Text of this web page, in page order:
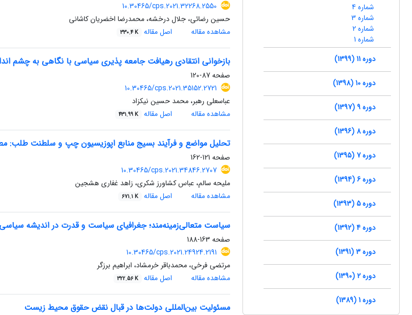
10.30465/cps.2021.32268.2550
حسین رضائی، جلال درخشه، محمدرضا اخضریان کاشانی
مشاهده مقاله
اصل مقاله 330.4 K
بازخوانی انتقادی رهیافت جامعه پذیری سیاسی با نگاهی به چشم
صفحه87-120
10.30465/cps.2021.35152.2721
عباسعلی رهبر، محمد حسین نیکزاد
مشاهده مقاله
اصل مقاله 431.99 K
تحلیل مواضع و فرآیند بسیج منابع اپوزیسیون چپ و سلطنت طلب:
صفحه 121-162
10.30465/cps.2021.34846.2707
ملیحه سالم، عباس کشاورز شکری، زاهد غفاری هشجین
مشاهده مقاله
اصل مقاله 671.1 K
سیاست متعالی‌زمینه‌مند؛ جغرافیای سیاست و قدرت در اندیشه
صفحه 163-188
10.30465/cps.2021.24924.2191
مرتضی فرخی، محمدباقر خرمشاد، ابراهیم برزگر
مشاهده مقاله
اصل مقاله 322.56 K
مسئولیت بین‌المللی دولت‌ها در قبال نقض حقوق محیط زیست
شماره 4
شماره 3
شماره 2
شماره 1
دوره 11 (1399)
دوره 10 (1398)
دوره 9 (1397)
دوره 8 (1396)
دوره 7 (1395)
دوره 6 (1394)
دوره 5 (1393)
دوره 4 (1392)
دوره 3 (1391)
دوره 2 (1390)
دوره 1 (1389)